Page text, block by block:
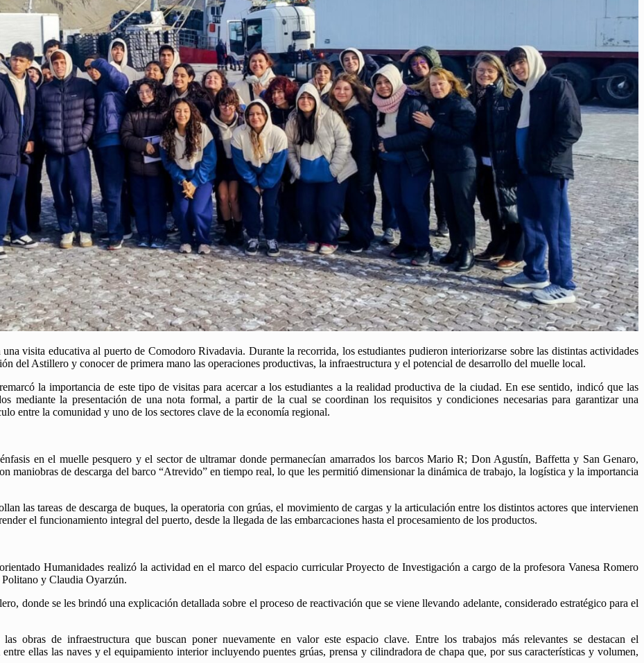
visita educativa al puerto de Comodoro Rivadavia. Durante la recorrida, los estudiantes pudieron interiorizarse sobre las distintas actividades
del Astillero y conocer de primera mano las operaciones productivas, la infraestructura y el potencial de desarrollo del muelle local.
la importancia de este tipo de visitas para acercar a los estudiantes a la realidad productiva de la ciudad. En ese sentido, indicó que las
mediante la presentación de una nota formal, a partir de la cual se coordinan los requisitos y condiciones necesarias para garantizar una
entre la comunidad y uno de los sectores clave de la economía regional.
en el muelle pesquero y el sector de ultramar donde permanecían amarrados los barcos Mario R; Don Agustín, Baffetta y San Genaro,
maniobras de descarga del barco “Atrevido” en tiempo real, lo que les permitió dimensionar la dinámica de trabajo, la logística y la importancia
las tareas de descarga de buques, la operatoria con grúas, el movimiento de cargas y la articulación entre los distintos actores que intervienen
el funcionamiento integral del puerto, desde la llegada de las embarcaciones hasta el procesamiento de los productos.
Humanidades realizó la actividad en el marco del espacio curricular Proyecto de Investigación a cargo de la profesora Vanesa Romero
y Claudia Oyarzún.
donde se les brindó una explicación detallada sobre el proceso de reactivación que se viene llevando adelante, considerado estratégico para el
obras de infraestructura que buscan poner nuevamente en valor este espacio clave. Entre los trabajos más relevantes se destacan el
ellas las naves y el equipamiento interior incluyendo puentes grúas, prensa y cilindradora de chapa que, por sus características y volumen,